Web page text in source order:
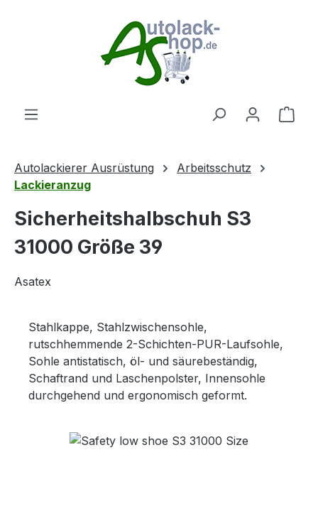
Autolackierer Ausrüstung
Arbeitsschutz
Lackieranzug
Sicherheitshalbschuh S3
31000 Größe 39
Asatex
Stahlkappe, Stahlzwischensohle,
rutschhemmende 2-Schichten-PUR-Laufsohle,
Sohle antistatisch, öl- und säurebeständig,
Schaftrand und Laschenpolster, Innensohle
durchgehend und ergonomisch geformt.
Bildergalerie überspringen